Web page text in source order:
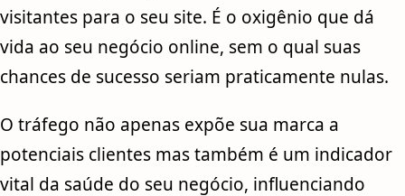
visitantes para o seu site. É o oxigênio que dá
vida ao seu negócio online, sem o qual suas
chances de sucesso seriam praticamente nulas.
O tráfego não apenas expõe sua marca a
potenciais clientes mas também é um indicador
vital da saúde do seu negócio, influenciando